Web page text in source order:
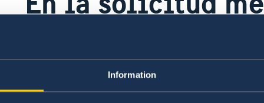
Information
adjuntar un
¿qué es?